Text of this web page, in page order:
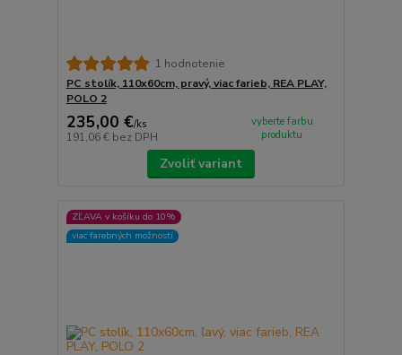
1 hodnotenie
PC stolík, 110x60cm, pravý, viac farieb, REA PLAY,
POLO 2
235,00 €/ks
191,06 € bez DPH
vyberte farbu
produktu
Zvoliť variant
ZĽAVA v košíku do 10%
viac farebných možností